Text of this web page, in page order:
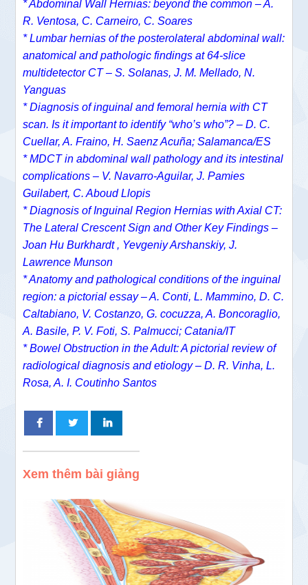
* Abdominal Wall Hernias: beyond the common – A.
R. Ventosa, C. Carneiro, C. Soares
* Lumbar hernias of the posterolateral abdominal wall:
anatomical and pathologic findings at 64-slice
multidetector CT – S. Solanas, J. M. Mellado, N.
Yanguas
* Diagnosis of inguinal and femoral hernia with CT
scan. Is it important to identify “who’s who”? – D. C.
Cuellar, A. Fraino, H. Saenz Acuña; Salamanca/ES
* MDCT in abdominal wall pathology and its intestinal
complications – V. Navarro-Aguilar, J. Pamies
Guilabert, C. Aboud Llopis
* Diagnosis of Inguinal Region Hernias with Axial CT:
The Lateral Crescent Sign and Other Key Findings –
Joan Hu Burkhardt , Yevgeniy Arshanskiy, J.
Lawrence Munson
* Anatomy and pathological conditions of the inguinal
region: a pictorial essay – A. Conti, L. Mammino, D. C.
Caltabiano, V. Costanzo, G. cocuzza, A. Boncoraglio,
A. Basile, P. V. Foti, S. Palmucci; Catania/IT
* Bowel Obstruction in the Adult: A pictorial review of
radiological diagnosis and etiology – D. R. Vinha, L.
Rosa, A. I. Coutinho Santos
Xem thêm bài giảng